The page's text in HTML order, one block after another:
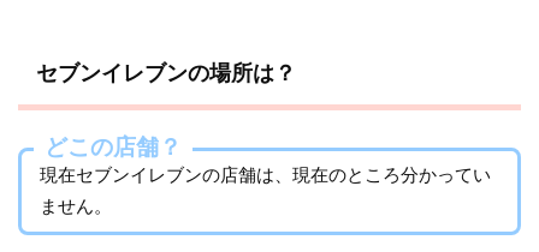
セブンイレブンの場所は？
どこの店舗？
現在セブンイレブンの店舗は、現在のところ分かってい
ません。